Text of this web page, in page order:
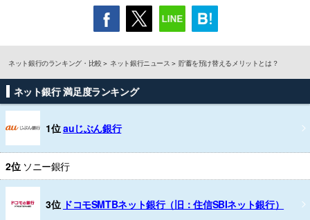
ネット銀行のランキング・比較 ネット銀行ニュース 貯蓄を預け替えるメリットとは？
ネット銀行 満足度ランキング
1位auじぶん銀行
2位 ソニー銀行
3位 ドコモSMTBネット銀行（旧：住信SBIネット銀行）